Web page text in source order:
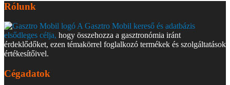
Rólunk
A Gasztro Mobil kereső és adatbázis
elsődleges célja, hogy összehozza a gasztronómia iránt
érdeklődőket, ezen témakörrel foglalkozó termékek és szolgáltatások
értékesítőivel.
Cégadatok